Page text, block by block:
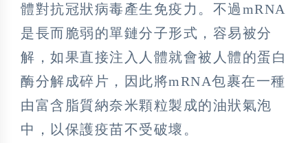
體對抗冠狀病毒產生免疫力。不過mRNA
是長而脆弱的單鏈分子形式，容易被分
解，如果直接注入人體就會被人體的蛋白
酶分解成碎片，因此將mRNA包裹在一種
由富含脂質納奈米顆粒製成的油狀氣泡
中，以保護疫苗不受破壞。